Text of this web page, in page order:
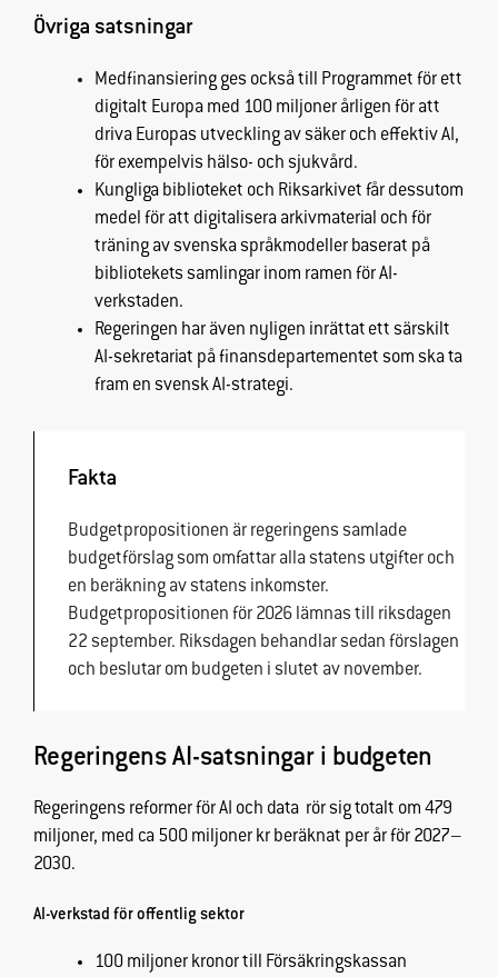
Övriga satsningar
Medfinansiering ges också till Programmet för ett
digitalt Europa med 100 miljoner årligen för att
driva Europas utveckling av säker och effektiv AI,
för exempelvis hälso- och sjukvård.
Kungliga biblioteket och Riksarkivet får dessutom
medel för att digitalisera arkivmaterial och för
träning av svenska språkmodeller baserat på
bibliotekets samlingar inom ramen för AI-
verkstaden.
Regeringen har även nyligen inrättat ett särskilt
AI-sekretariat på finansdepartementet som ska ta
fram en svensk AI-strategi.
Fakta
Budgetpropositionen är regeringens samlade
budgetförslag som omfattar alla statens utgifter och
en beräkning av statens inkomster.
Budgetpropositionen för 2026 lämnas till riksdagen
22 september. Riksdagen behandlar sedan förslagen
och beslutar om budgeten i slutet av november.
Regeringens AI-satsningar i budgeten
Regeringens reformer för AI och data rör sig totalt om 479
miljoner, med ca 500 miljoner kr beräknat per år för 2027–
2030.
AI-verkstad för offentlig sektor
100 miljoner kronor till Försäkringskassan